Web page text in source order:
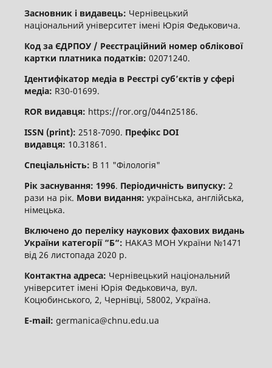
Засновник і видавець: Чернівецький
національний університет імені Юрія Федьковича.
Код за ЄДРПОУ / Реєстраційний номер облікової
картки платника податків: 02071240.
Ідентифікатор медіа в Реєстрі суб’єктів у сфері
медіа: R30-01699.
ROR видавця: https://ror.org/044n25186.
ISSN (print): 2518-7090. Префікс DOI
видавця: 10.31861.
Спеціальність: В 11 "Філологія"
Рік заснування: 1996. Періодичність випуску: 2
рази на рік. Мови видання: українська, англійська,
німецька.
Включено до переліку наукових фахових видань
України категорії “Б“: НАКАЗ МОН України №1471
від 26 листопада 2020 р.
Контактна адреса: Чернівецький національний
університет імені Юрія Федьковича, вул.
Коцюбинського, 2, Чернівці, 58002, Україна.
E-mail: germanica@chnu.edu.ua